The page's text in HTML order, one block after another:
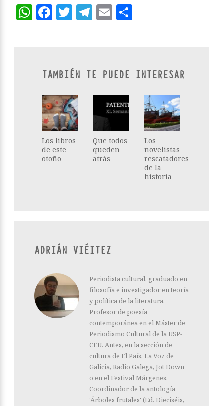
WhatsApp
Facebook
Twitter
Telegram
Email
TAMBIÉN TE PUEDE INTERESAR
Los libros
de este
otoño
Que todos
queden
atrás
Los
novelistas
rescatadores
de la
historia
ADRIÁN VIÉITEZ
Periodista cultural, graduado en
filosofía e investigador en teoría
y política de la literatura.
Profesor de poesía
contemporánea en el Máster de
Periodismo Cultural de la USP-
CEU. Antes, en la sección de
cultura de El País, La Voz de
Galicia, Radio Galega, Jot Down
o en el Festival Márgenes.
Coordinador de la antología
'Árboles frutales' (Ed. Dieciséis,